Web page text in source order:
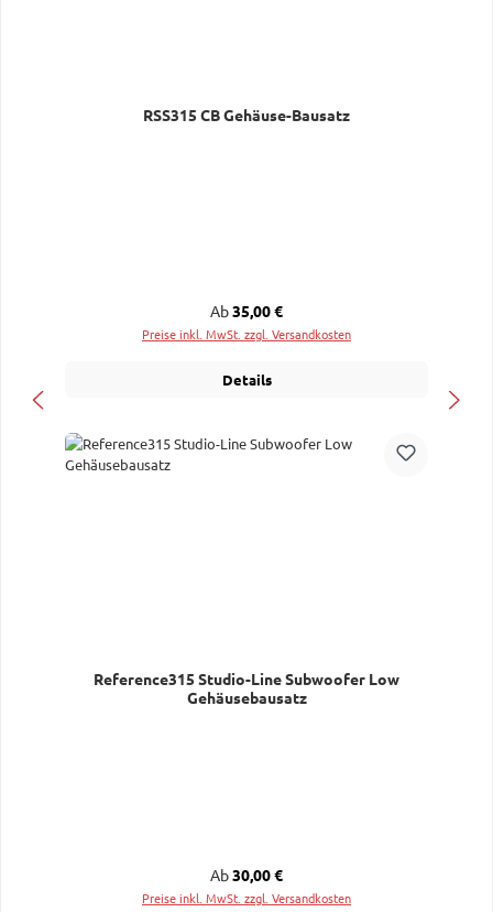
RSS315 CB Gehäuse-Bausatz
Regulärer Preis:
Ab35,00 €
Preise inkl. MwSt. zzgl. Versandkosten
Details
Reference315 Studio-Line Subwoofer Low
Gehäusebausatz
Regulärer Preis:
Ab30,00 €
Preise inkl. MwSt. zzgl. Versandkosten